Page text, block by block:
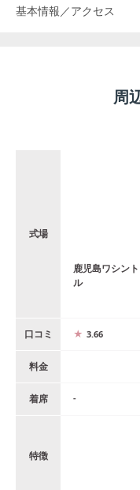
基本情報／アクセス
周
式場
鹿児島ワシン
ル
口コミ 3.66
料金
着席 -
特徴